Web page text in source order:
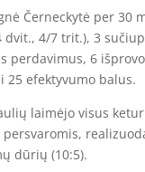
Černeckytė per 30
dvit., 4/7 trit.), 3
perdavimus, 6
25 efektyvumo balus.
laimėjo visus
persvaromis,
dūrių (10:5).